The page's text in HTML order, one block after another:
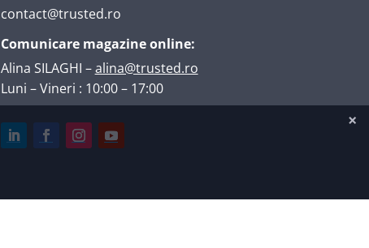
contact@trusted.ro
Comunicare magazine online:
Alina SILAGHI –alina@trusted.ro
Luni – Vineri : 10:00 – 17:00